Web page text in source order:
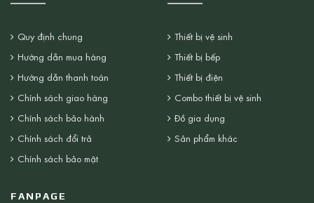
Quy định chung
Hướng dẫn mua hàng
Hướng dẫn thanh toán
Chính sách giao hàng
Chính sách bảo hành
Chính sách đổi trả
Chính sách bảo mật
Thiết bị vệ sinh
Thiết bị bếp
Thiết bị điện
Combo thiết bị vệ sinh
Đồ gia dụng
Sản phẩm khác
FANPAGE